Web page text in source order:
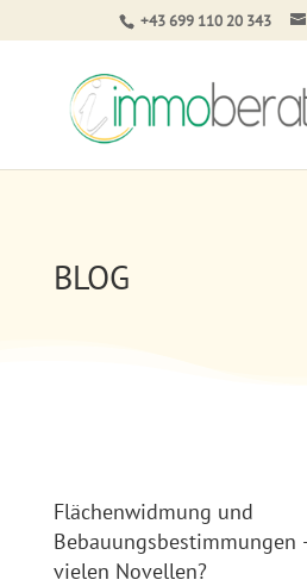
+43 699 110 20 343
BLOG
Flächenwidmung und
Bebauungsbestimmungen
vielen Novellen?